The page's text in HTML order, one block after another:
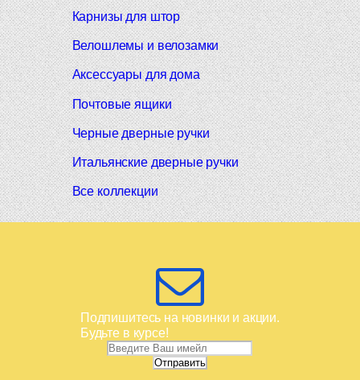
Карнизы для штор
Велошлемы и велозамки
Аксессуары для дома
Почтовые ящики
Черные дверные ручки
Итальянские дверные ручки
Все коллекции
Подпишитесь на новинки и акции.
Будьте в курсе!